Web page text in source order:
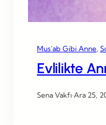
Mus’ab Gibi Anne
Evlilikte
Sena Vakfı·Ara 25,